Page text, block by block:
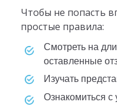
Чтобы не попасть
простые правила:
смотреть на длительность работы сайта,
оставленные
изучать
ознакомиться с условиями будущего